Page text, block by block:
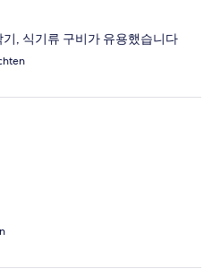
, 식기류 구비가 유용했습니다